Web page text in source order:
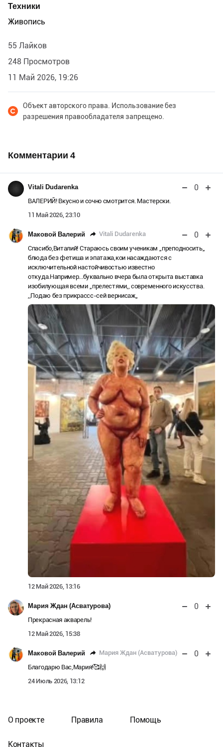
Техники
Живопись
55 Лайков
248 Просмотров
11 Май 2026, 19:26
Объект авторского права. Использование без
разрешения правообладателя запрещено.
Комментарии 4
Vitali Dudarenka 0
ВАЛЕРИЙ! Вкусно и сочно смотрится. Мастерски.
11 Май 2026, 23:10
Маковой Валерий Vitali Dudarenka 0
Спасибо,Виталий! Стараюсь своим ученикам ,,преподносить,,
блюда без фетиша и эпатажа,кои насаждаются с
исключительной настойчивостью известно
откуда.Например...буквально вчера была открыта выставка
изобилующая всеми ,,прелестями,, современного искусства.
,,Подаю без прикрассс-сей вернисаж,,
12 Май 2026, 13:16
Мария Ждан (Асватурова) 0
Прекрасная акварель!
12 Май 2026, 15:38
Маковой Валерий Мария Ждан (Асватурова) 0
Благодарю Вас,Мария!🥰🙌
24 Июль 2026, 13:12
О проекте Правила Помощь
Контакты